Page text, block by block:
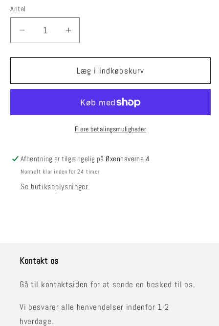
Antal
Reducer
antallet
for
60/40
Øg
antallet
for
Silkemohair
60/40
Læg i indkøbskurv
Flere betalingsmuligheder
Afhentning er tilgængelig på Øxenhaverne 4
Normalt klar inden for 24 timer
Se butiksoplysninger
Kontakt os
Gå til kontaktsiden for at sende en besked til os.
Vi besvarer alle henvendelser indenfor 1-2
hverdage.